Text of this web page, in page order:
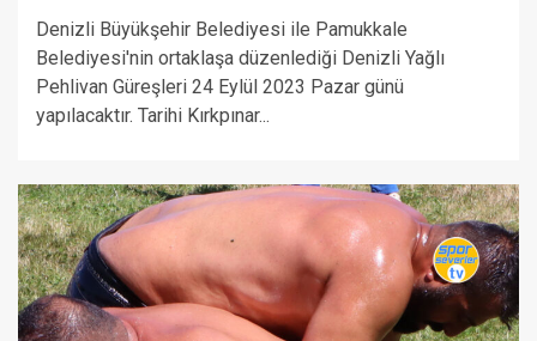
Denizli Büyükşehir Belediyesi ile Pamukkale
Belediyesi'nin ortaklaşa düzenlediği Denizli Yağlı
Pehlivan Güreşleri 24 Eylül 2023 Pazar günü
yapılacaktır. Tarihi Kırkpınar...